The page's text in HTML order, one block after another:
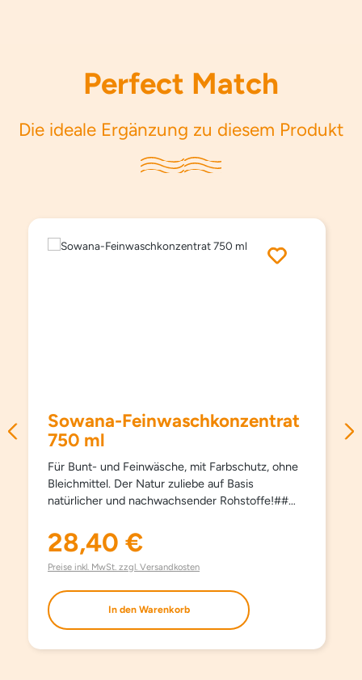
Perfect Match
Die ideale Ergänzung zu diesem Produkt
Sowana-Feinwaschkonzentrat
750 ml
Für Bunt- und Feinwäsche, mit Farbschutz, ohne
Bleichmittel. Der Natur zuliebe auf Basis
natürlicher und nachwachsender Rohstoffe!##
schonend und sanft, schon ab 15°C und hält
Kleidungsstücke länger schön. Kein Weichspüler
erforderlich, besonders bügelleicht. Haut- und
auch bestens für die Handwäsche geeignet. Mit
modernsten waschaktiven Substanzen und
Aufheller und ohne Phosphate.
Regulärer Preis:
28,40 €
Preise inkl. MwSt. zzgl. Versandkosten
In den Warenkorb